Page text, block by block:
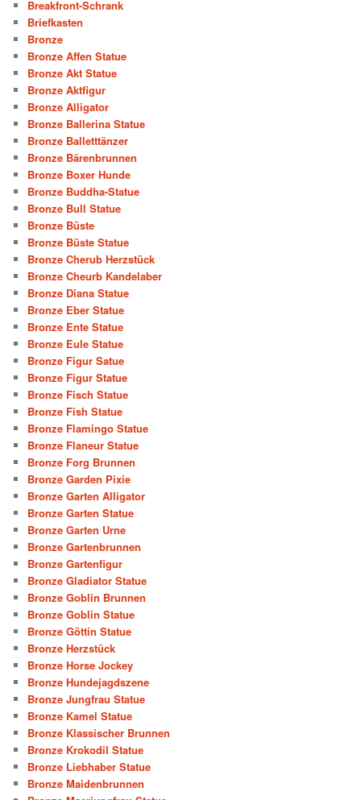
Breakfront-Schrank
Briefkasten
Bronze
Bronze Affen Statue
Bronze Akt Statue
Bronze Aktfigur
Bronze Alligator
Bronze Ballerina Statue
Bronze Balletttänzer
Bronze Bärenbrunnen
Bronze Boxer Hunde
Bronze Buddha-Statue
Bronze Bull Statue
Bronze Büste
Bronze Büste Statue
Bronze Cherub Herzstück
Bronze Cheurb Kandelaber
Bronze Diana Statue
Bronze Eber Statue
Bronze Ente Statue
Bronze Eule Statue
Bronze Figur Satue
Bronze Figur Statue
Bronze Fisch Statue
Bronze Fish Statue
Bronze Flamingo Statue
Bronze Flaneur Statue
Bronze Forg Brunnen
Bronze Garden Pixie
Bronze Garten Alligator
Bronze Garten Statue
Bronze Garten Urne
Bronze Gartenbrunnen
Bronze Gartenfigur
Bronze Gladiator Statue
Bronze Goblin Brunnen
Bronze Goblin Statue
Bronze Göttin Statue
Bronze Herzstück
Bronze Horse Jockey
Bronze Hundejagdszene
Bronze Jungfrau Statue
Bronze Kamel Statue
Bronze Klassischer Brunnen
Bronze Krokodil Statue
Bronze Liebhaber Statue
Bronze Maidenbrunnen